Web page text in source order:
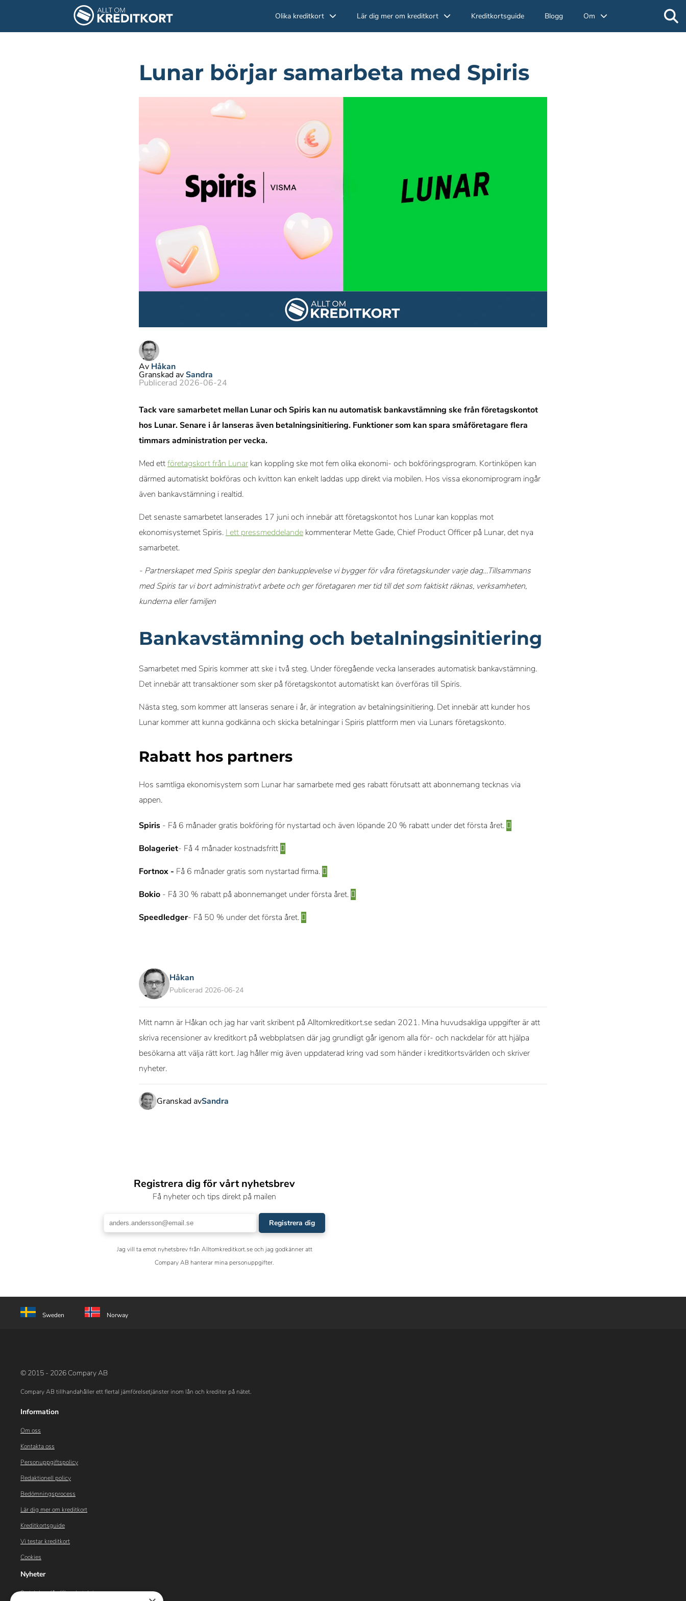
Olika kreditkort Lär dig mer om kreditkort Kreditkortsguide Blogg Om
Lunar börjar samarbeta med Spiris
Av Håkan
Granskad avSandra
Publicerad 2026-06-24
Tack vare samarbetet mellan Lunar och Spiris kan nu automatisk bankavstämning ske från företagskontot
hos Lunar. Senare i år lanseras även betalningsinitiering. Funktioner som kan spara småföretagare flera
timmars administration per vecka.
Med ettföretagskort från Lunar kan koppling ske mot fem olika ekonomi- och bokföringsprogram. Kortinköpen kan
därmed automatiskt bokföras och kvitton kan enkelt laddas upp direkt via mobilen. Hos vissa ekonomiprogram ingår
även bankavstämning i realtid.
Det senaste samarbetet lanserades 17 juni och innebär att företagskontot hos Lunar kan kopplas mot
ekonomisystemet Spiris. I ett pressmeddelande kommenterar Mette Gade, Chief Product Officer på Lunar, det nya
samarbetet.
- Partnerskapet med Spiris speglar den bankupplevelse vi bygger för våra företagskunder varje dag…Tillsammans
med Spiris tar vi bort administrativt arbete och ger företagaren mer tid till det som faktiskt räknas, verksamheten,
kunderna eller familjen
Bankavstämning och betalningsinitiering
Samarbetet med Spiris kommer att ske i två steg. Under föregående vecka lanserades automatisk bankavstämning.
Det innebär att transaktioner som sker på företagskontot automatiskt kan överföras till Spiris.
Nästa steg, som kommer att lanseras senare i år, är integration av betalningsinitiering. Det innebär att kunder hos
Lunar kommer att kunna godkänna och skicka betalningar i Spiris plattform men via Lunars företagskonto.
Rabatt hos partners
Hos samtliga ekonomisystem som Lunar har samarbete med ges rabatt förutsatt att abonnemang tecknas via
appen.
Spiris - Få 6 månader gratis bokföring för nystartad och även löpande 20 % rabatt under det första året.
Bolageriet- Få 4 månader kostnadsfritt
Fortnox - Få 6 månader gratis som nystartad firma.
Bokio - Få 30 % rabatt på abonnemanget under första året.
Speedledger- Få 50 % under det första året.
Håkan
Publicerad 2026-06-24
Mitt namn är Håkan och jag har varit skribent på Alltomkreditkort.se sedan 2021. Mina huvudsakliga uppgifter är att
skriva recensioner av kreditkort på webbplatsen där jag grundligt går igenom alla för- och nackdelar för att hjälpa
besökarna att välja rätt kort. Jag håller mig även uppdaterad kring vad som händer i kreditkortsvärlden och skriver
nyheter.
Granskad avSandra
Registrera dig för vårt nyhetsbrev
Få nyheter och tips direkt på mailen
Registrera dig
Jag vill ta emot nyhetsbrev från Alltomkreditkort.se och jag godkänner att
Compary AB hanterar mina personuppgifter.
Sweden Norway
© 2015 - 2026 Compary AB
Compary AB tillhandahåller ett flertal jämförelsetjänster inom lån och krediter på nätet.
Information
Om oss
Kontakta oss
Personuppgiftspolicy
Redaktionell policy
Bedömningsprocess
Lär dig mer om kreditkort
Kreditkortsguide
Vi testar kreditkort
Cookies
Nyheter
Swish kan få offline-betalning